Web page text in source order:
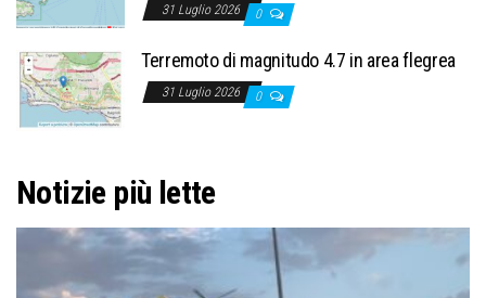
31 Luglio 2026 0
Terremoto di magnitudo 4.7 in area flegrea
31 Luglio 2026 0
Notizie più lette